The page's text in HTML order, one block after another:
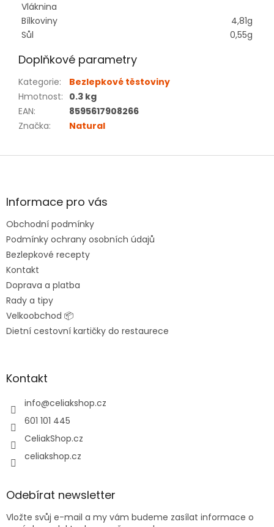
Vláknina
Bílkoviny
4,81g
Sůl
0,55g
Doplňkové parametry
Kategorie:
Bezlepkové těstoviny
Hmotnost: 0.3 kg
EAN:
8595617908266
Značka: Natural
Z
aInformace pro vás
Obchodní podmínky
Podmínky ochrany osobních údajů
Bezlepkové recepty
Kontakt
Doprava a platba
Rady a tipy
Velkoobchod 📦
Dietní cestovní kartičky do restaurece
Kontakt
info@celiakshop.cz
601 101 445
CeliakShop.cz
celiakshop.cz
Odebírat newsletter
Vložte svůj e-mail a my vám budeme zasílat informace o